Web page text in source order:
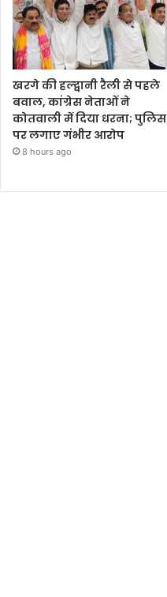
खरगे की हल्द्वानी रैली से पहले
बवाल, कांग्रेस नेताओं ने
कोतवाली में दिया धरना; पुलिस
पर लगाए गंभीर आरोप
8 hours ago